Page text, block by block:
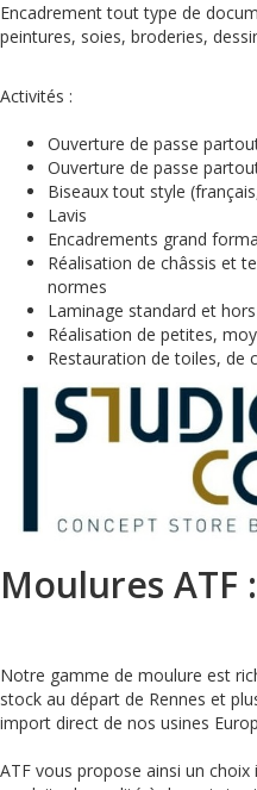
Encadrement tout type de
peintures, soies, broderies,
Activités :
Ouverture de passe
Ouverture de passe
Biseaux tout style
Lavis
Encadrements grand
Réalisation de châssis et
normes
Laminage standard et
Réalisation de petites,
Restauration de toiles, de
Moulures ATF :
Notre gamme de moulure est
stock au départ de Rennes et
import direct de nos usines
ATF vous propose ainsi un